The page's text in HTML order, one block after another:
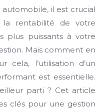
il est crucial
la rentabilité de votre
plus puissants à votre
Mais comment en
l’utilisation d’un
est essentielle.
parti ? Cet article
clés pour une gestion